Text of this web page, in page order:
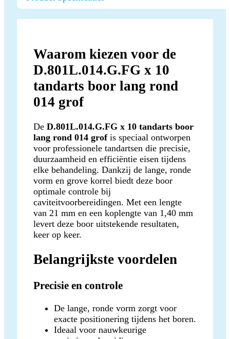
Waarom kiezen voor de
D.801L.014.G.FG x 10
tandarts boor lang rond
014 grof
De D.801L.014.G.FG x 10 tandarts boor
lang rond 014 grofis speciaal ontworpen
voor professionele tandartsen die precisie,
duurzaamheid en efficiëntie eisen tijdens
elke behandeling. Dankzij de lange, ronde
vorm en grove korrel biedt deze boor
optimale controle bij
caviteitvoorbereidingen. Met een lengte
van 21 mm en een koplengte van 1,40 mm
levert deze boor uitstekende resultaten,
keer op keer.
Belangrijkste voordelen
Precisie en controle
De lange, ronde vorm zorgt voor
exacte positionering tijdens het boren.
Ideaal voor nauwkeurige